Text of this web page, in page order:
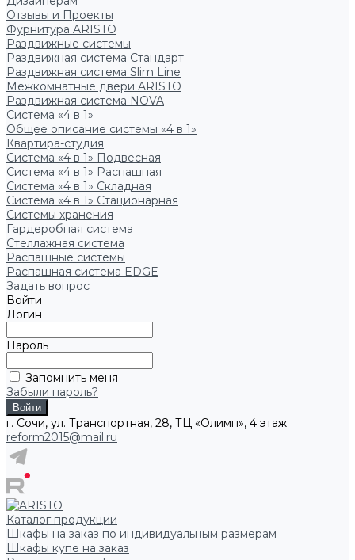
Отзывы и Проекты
Фурнитура ARISTO
Раздвижные системы
Раздвижная система Стандарт
Раздвижная система Slim Line
Межкомнатные двери ARISTO
Раздвижная система NOVA
Система «4 в 1»
Общее описание системы «4 в 1»
Квартира-студия
Система «4 в 1» Подвесная
Система «4 в 1» Распашная
Система «4 в 1» Складная
Система «4 в 1» Стационарная
Системы хранения
Гардеробная система
Стеллажная система
Распашные системы
Распашная система EDGE
Задать вопрос
Войти
Логин
Пароль
Запомнить меня
Забыли пароль?
г. Сочи, ул. Транспортная, 28, ТЦ «Олимп», 4 этаж
reform2015@mail.ru
Каталог продукции
Шкафы на заказ по индивидуальным размерам
Шкафы купе на заказ